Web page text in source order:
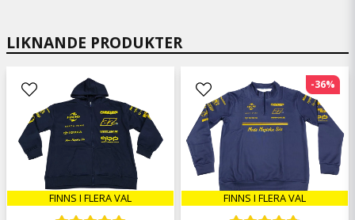
William
Hur skön som helst!
Ann-Sofie
för 11 månader sedan
En mycket nöjd son. Bra kvalite
Anders
för 1 år sedan
LIKNANDE PRODUKTER
FINNS I FLERA VAL FINNS I FLERA VAL
-36%